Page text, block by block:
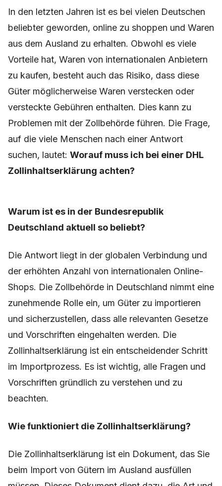
In den letzten Jahren ist es bei vielen Deutschen
beliebter geworden, online zu shoppen und Waren
aus dem Ausland zu erhalten. Obwohl es viele
Vorteile hat, Waren von internationalen Anbietern
zu kaufen, besteht auch das Risiko, dass diese
Güter möglicherweise Waren verstecken oder
versteckte Gebühren enthalten. Dies kann zu
Problemen mit der Zollbehörde führen. Die Frage,
auf die viele Menschen nach einer Antwort
suchen, lautet: Worauf muss ich bei einer DHL
Zollinhaltserklärung achten?
Warum ist es in der Bundesrepublik
Deutschland aktuell so beliebt?
Die Antwort liegt in der globalen Verbindung und
der erhöhten Anzahl von internationalen Online-
Shops. Die Zollbehörde in Deutschland nimmt eine
zunehmende Rolle ein, um Güter zu importieren
und sicherzustellen, dass alle relevanten Gesetze
und Vorschriften eingehalten werden. Die
Zollinhaltserklärung ist ein entscheidender Schritt
im Importprozess. Es ist wichtig, alle Fragen und
Vorschriften gründlich zu verstehen und zu
beachten.
Wie funktioniert die Zollinhaltserklärung?
Die Zollinhaltserklärung ist ein Dokument, das Sie
beim Import von Gütern im Ausland ausfüllen